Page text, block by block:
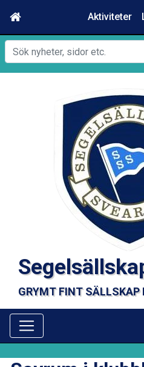
Aktiviteter
GRYMT FINT SÄLLSKAP